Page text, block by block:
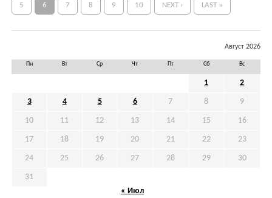
5 6 7 8 9 10 NEXT › LAST »
Август 2026
Пн Вт Ср Чт Пт Сб Вс
1 2
3 4 5 6 7 8 9
10 11 12 13 14 15 16
17 18 19 20 21 22 23
24 25 26 27 28 29 30
31
« Июл